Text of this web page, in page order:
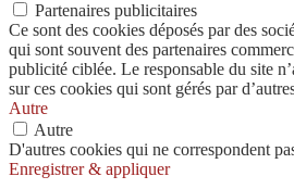
Partenaires publicitaires
Ce sont des cookies déposés par des
qui sont souvent des partenaires
publicité ciblée. Le responsable du site
sur ces cookies qui sont gérés par
Autre
Autre
D'autres cookies qui ne correspondent
Enregistrer & appliquer